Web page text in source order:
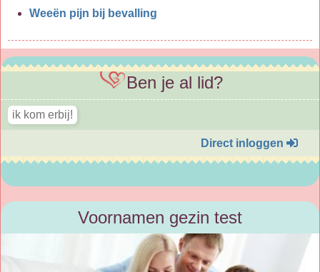
Weeën pijn bij bevalling
Ben je al lid?
Direct inloggen
Voornamen gezin test